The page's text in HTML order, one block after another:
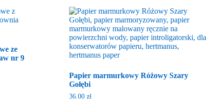
ze
nr 9
Papier marmurkowy Różowy Szary
Gołębi
36.00 zł